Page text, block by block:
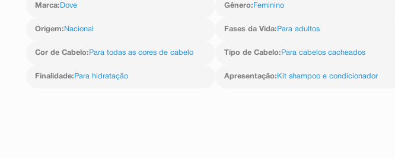
Marca: Dove Gênero: Feminino
Origem: Nacional Fases da Vida: Para adultos
Cor de Cabelo: Para todas as cores de cabelo Tipo de Cabelo: Para cabelos cacheados
Finalidade: Para hidratação Apresentação: Kit shampoo e condicionador